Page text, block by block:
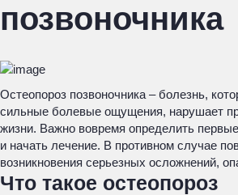
позвоночника
Остеопороз позвоночника – болезнь,
сильные болевые ощущения, нарушает
жизни. Важно вовремя определить
и начать лечение. В противном случае
возникновения серьезных осложнений,
Что такое остеопороз